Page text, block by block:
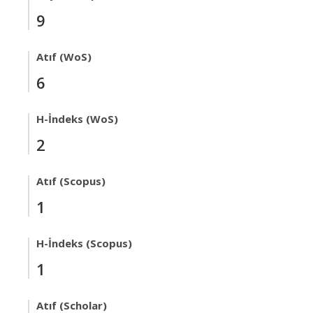
9
Atıf (WoS)
6
H-İndeks (WoS)
2
Atıf (Scopus)
1
H-İndeks (Scopus)
1
Atıf (Scholar)